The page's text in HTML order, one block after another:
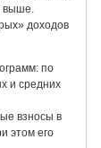
выше.
доходов
по
и средних
взносы в
этом его